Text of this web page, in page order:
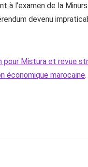
à l’examen de la
devenu
pour Mistura et revue
économique marocaine.